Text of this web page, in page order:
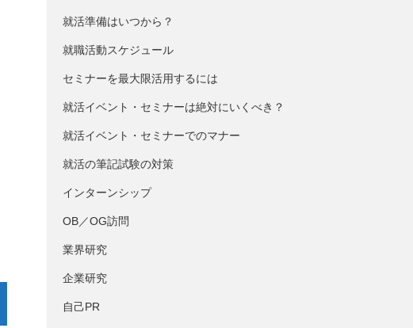
就活準備はいつから？
就職活動スケジュール
セミナーを最大限活用するには
就活イベント・セミナーは絶対にいくべき？
就活イベント・セミナーでのマナー
就活の筆記試験の対策
インターンシップ
OB／OG訪問
業界研究
企業研究
自己PR